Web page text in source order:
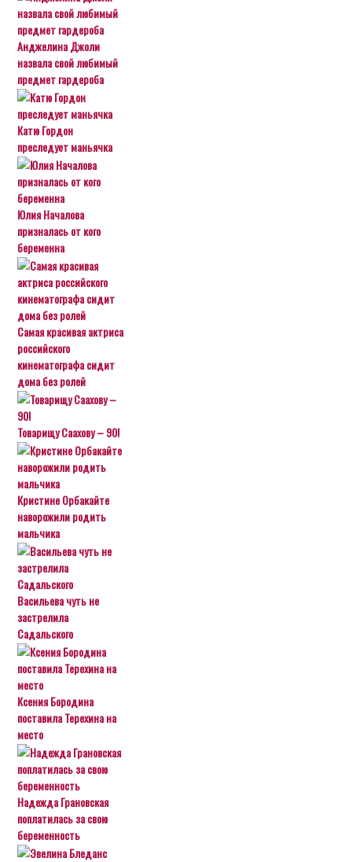
Анджелина Джоли
назвала свой любимый
предмет гардероба
Катю Гордон
преследует маньячка
Юлия Началова
призналась от кого
беременна
Самая красивая актриса
российского
кинематографа сидит
дома без ролей
Товарищу Саахову – 90!
Кристине Орбакайте
наворожили родить
мальчика
Васильева чуть не
застрелила
Садальского
Ксения Бородина
поставила Терехина на
место
Надежда Грановская
поплатилась за свою
беременность